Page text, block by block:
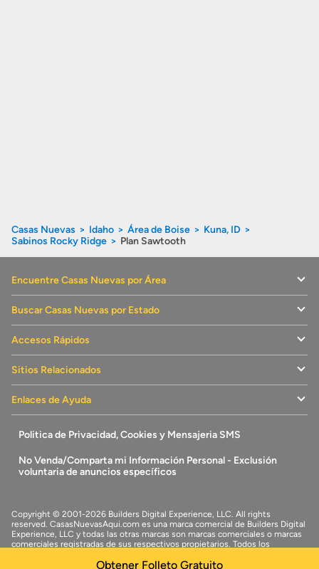
Casas Nuevas Idaho Área de Boise
Kuna, ID
Sabinos Rocky Ridge
Plan Sawtooth
Obtener Folleto Gratuito
Encuentre Casas Nuevas por Área
Buscar Casas Nuevas por Estado
Accesos Rápidos
Sitios Relacionados
Enlaces de Ayuda
Politica de Privacidad, Cookies y Mensajeria SMS
No Venda/Comparta mi Información Personal - Exclusión
voluntaria de anuncios específicos
Copyright © 2001-2026 Builders Digital Experience, LLC. All rights
reserved. CasasNuevasAqui.com es una marca comercial de Builders Digital
Experience, LLC y todas las otras marcas son marcas comerciales o marcas
comerciales registradas de sus respectivos propietarios. Todos los